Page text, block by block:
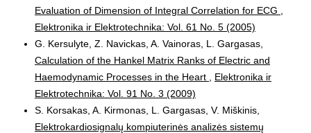
Evaluation of Dimension of Integral Correlation for ECG
Elektronika ir Elektrotechnika: Vol. 61 No. 5 (2005)
G. Kersulyte, Z. Navickas, A. Vainoras, L. Gargasas,
Calculation of the Hankel Matrix Ranks of Electric and
Haemodynamic Processes in the Heart
Elektronika ir
Elektrotechnika: Vol. 91 No. 3 (2009)
S. Korsakas, A. Kirmonas, L. Gargasas, V. Miškinis,
Elektrokardiosignalų kompiuterinės analizės sistemų